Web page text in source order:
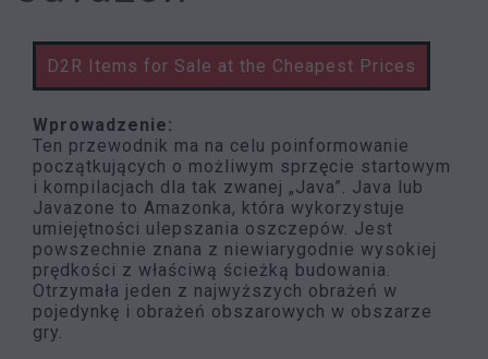
D2R Items for Sale at the Cheapest Prices
Wprowadzenie:
Ten przewodnik ma na celu poinformowanie
początkujących o możliwym sprzęcie startowym
i kompilacjach dla tak zwanej „Java”. Java lub
Javazone to Amazonka, która wykorzystuje
umiejętności ulepszania oszczepów. Jest
powszechnie znana z niewiarygodnie wysokiej
prędkości z właściwą ścieżką budowania.
Otrzymała jeden z najwyższych obrażeń w
pojedynkę i obrażeń obszarowych w obszarze
gry.